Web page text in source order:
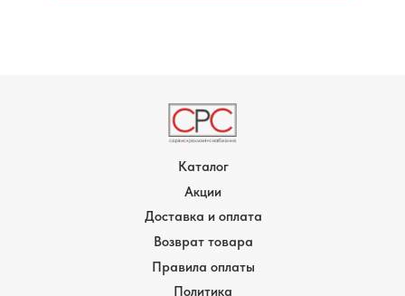
Доставка и оплата
Возврат товара
Каталог
Акции
Правила оплаты
Политика